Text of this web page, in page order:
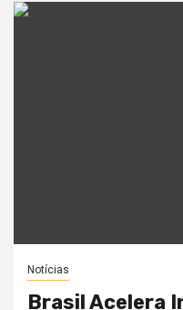
Notícias
Brasil Acelera